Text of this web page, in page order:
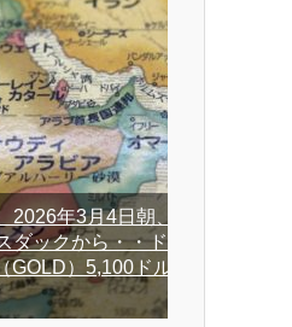
2026年3月4日朝、
ダックから・・ド
GOLD）5,100ドル